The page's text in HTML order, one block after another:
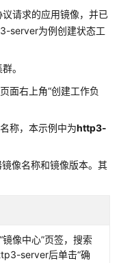
请求的应用镜像，并已
server为例创建状态工
。
面右上角“创建工作负
称，本示例中为http3-
像名称和镜像版本。其
镜像中心”页签，搜索
server后单击“确